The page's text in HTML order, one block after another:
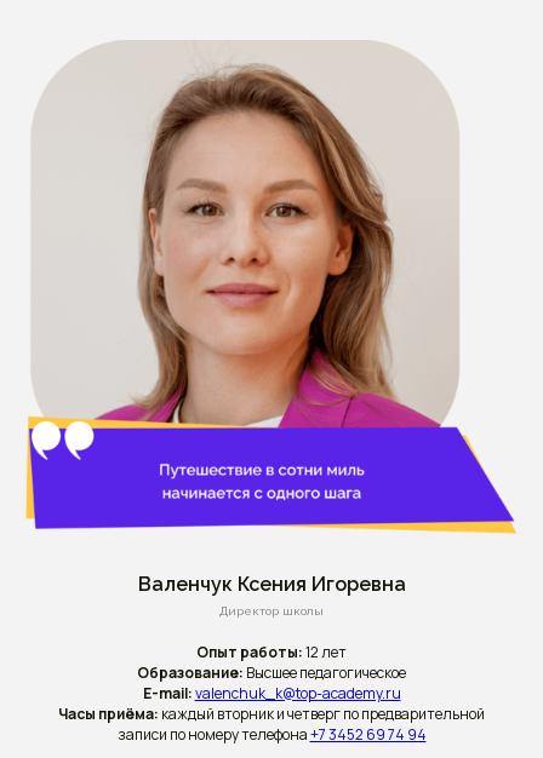
Валенчук Ксения Игоревна
Директор школы
Опыт работы:12 лет
Образование: Высшее педагогическое
E-mail:valenchuk_k@top-academy.ru
Часы приёма: каждый вторник и четверг по предварительной
записи по номеру телефона+7 3452 69 74 94